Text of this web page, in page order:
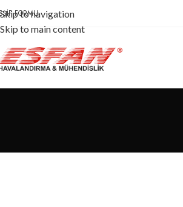
Skip to navigation
Skip to main content
FORMU